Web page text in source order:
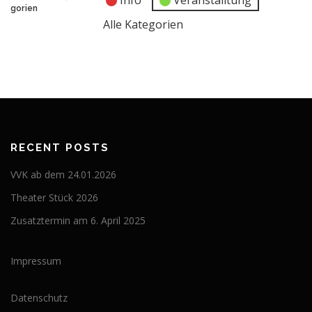
2026
2026
2026
2026
gorien
Alle Kategorien
RECENT POSTS
VVK ab dem 24.01.2026
Theater Stück 2026
Zusatztermin am 6. April 2025
Impressum
Datenschutz